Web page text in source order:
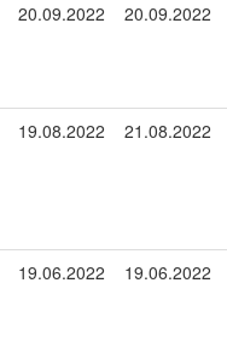
20.09.2022 20.09.2022
19.08.2022 21.08.2022
19.06.2022 19.06.2022